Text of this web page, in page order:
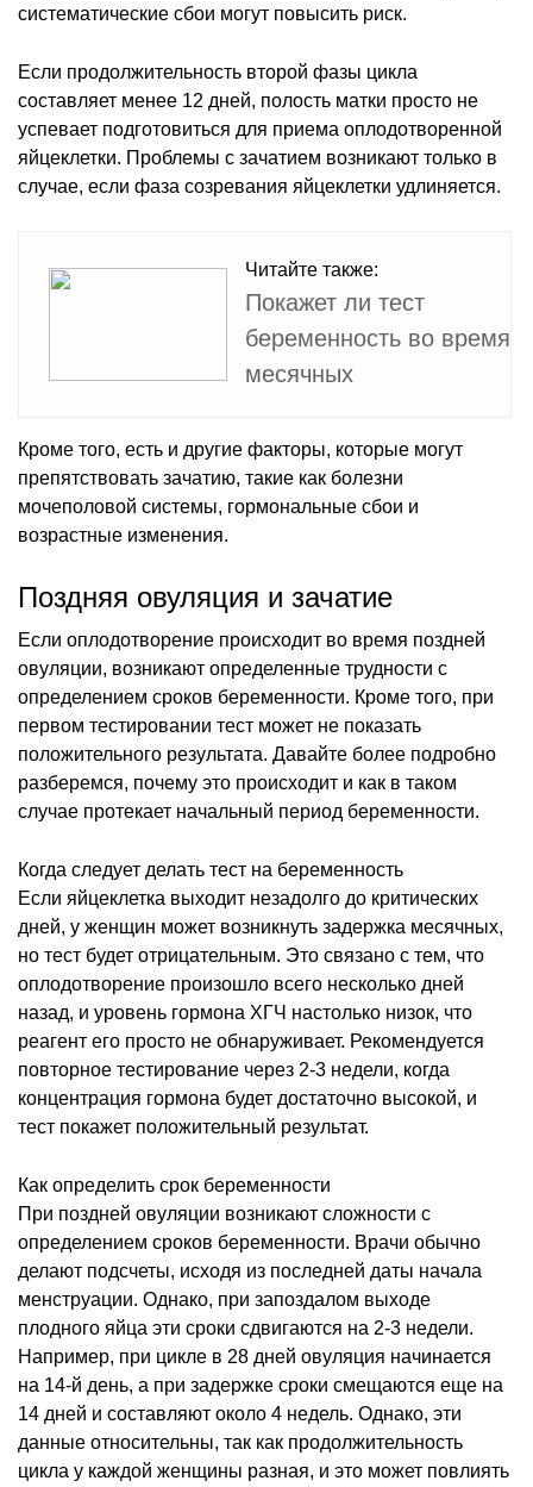
систематические сбои могут повысить риск.
Если продолжительность второй фазы цикла
составляет менее 12 дней, полость матки просто не
успевает подготовиться для приема оплодотворенной
яйцеклетки. Проблемы с зачатием возникают только в
случае, если фаза созревания яйцеклетки удлиняется.
Читайте также:
Покажет ли тест
беременность во время
месячных
Кроме того, есть и другие факторы, которые могут
препятствовать зачатию, такие как болезни
мочеполовой системы, гормональные сбои и
возрастные изменения.
Поздняя овуляция и зачатие
Если оплодотворение происходит во время поздней
овуляции, возникают определенные трудности с
определением сроков беременности. Кроме того, при
первом тестировании тест может не показать
положительного результата. Давайте более подробно
разберемся, почему это происходит и как в таком
случае протекает начальный период беременности.
Когда следует делать тест на беременность
Если яйцеклетка выходит незадолго до критических
дней, у женщин может возникнуть задержка месячных,
но тест будет отрицательным. Это связано с тем, что
оплодотворение произошло всего несколько дней
назад, и уровень гормона ХГЧ настолько низок, что
реагент его просто не обнаруживает. Рекомендуется
повторное тестирование через 2-3 недели, когда
концентрация гормона будет достаточно высокой, и
тест покажет положительный результат.
Как определить срок беременности
При поздней овуляции возникают сложности с
определением сроков беременности. Врачи обычно
делают подсчеты, исходя из последней даты начала
менструации. Однако, при запоздалом выходе
плодного яйца эти сроки сдвигаются на 2-3 недели.
Например, при цикле в 28 дней овуляция начинается
на 14-й день, а при задержке сроки смещаются еще на
14 дней и составляют около 4 недель. Однако, эти
данные относительны, так как продолжительность
цикла у каждой женщины разная, и это может повлиять